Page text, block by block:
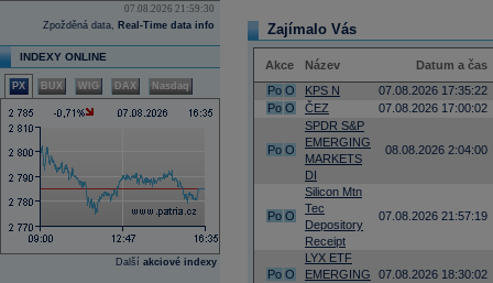
07.08.2026 21:59:30
Zpožděná data, Real-Time data info
INDEXY ONLINE
PX BUX WIG DAX Nasdaq
Další akciové indexy
Zajímalo Vás
Akce Název
Datum a čas
Po O KPS N
07.08.2026 17:35:22
Po O ČEZ 07.08.2026 17:00:02
Po O
SPDR S&P
EMERGING
MARKETS
DI
08.08.2026 2:04:00
Po O
Silicon Mtn
Tec
Depository
Receipt
07.08.2026 21:57:19
Po O
LYX ETF
EMERGING
07.08.2026 18:30:02